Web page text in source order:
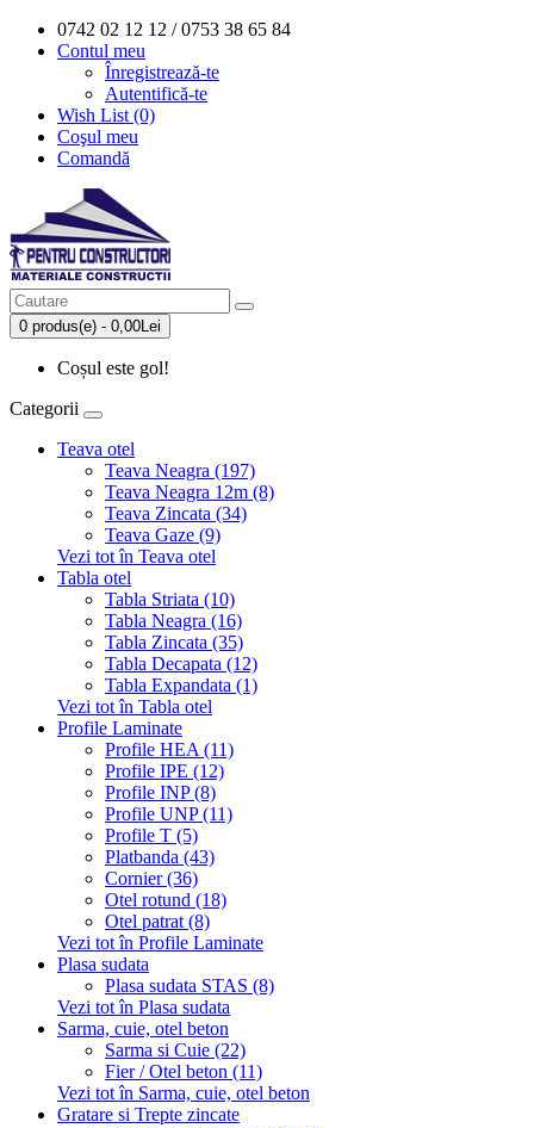
0742 02 12 12 / 0753 38 65 84
Contul meu
Înregistrează-te
Autentifică-te
Wish List (0)
Coşul meu
Comandă
0 produs(e) - 0,00Lei
Coșul este gol!
Categorii
Teava otel
Teava Neagra (197)
Teava Neagra 12m (8)
Teava Zincata (34)
Teava Gaze (9)
Vezi tot în Teava otel
Tabla otel
Tabla Striata (10)
Tabla Neagra (16)
Tabla Zincata (35)
Tabla Decapata (12)
Tabla Expandata (1)
Vezi tot în Tabla otel
Profile Laminate
Profile HEA (11)
Profile IPE (12)
Profile INP (8)
Profile UNP (11)
Profile T (5)
Platbanda (43)
Cornier (36)
Otel rotund (18)
Otel patrat (8)
Vezi tot în Profile Laminate
Plasa sudata
Plasa sudata STAS (8)
Vezi tot în Plasa sudata
Sarma, cuie, otel beton
Sarma si Cuie (22)
Fier / Otel beton (11)
Vezi tot în Sarma, cuie, otel beton
Gratare si Trepte zincate